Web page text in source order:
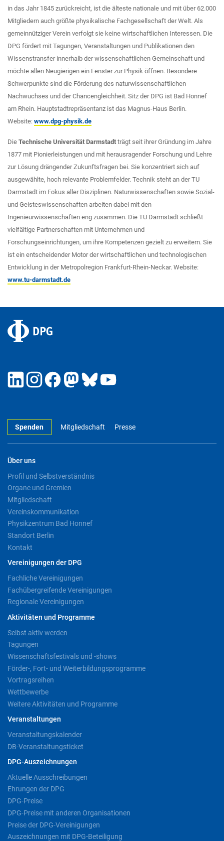
in das Jahr 1845 zurückreicht, ist die älteste nationale und mit über 62.000
Mitgliedern auch größte physikalische Fachgesellschaft der Welt. Als
gemeinnütziger Verein verfolgt sie keine wirtschaftlichen Interessen. Die
DPG fördert mit Tagungen, Veranstaltungen und Publikationen den
Wissenstransfer innerhalb der wissenschaftlichen Gemeinschaft und
möchte allen Neugierigen ein Fenster zur Physik öffnen. Besondere
Schwerpunkte sind die Förderung des naturwissenschaftlichen
Nachwuchses und der Chancengleichheit. Sitz der DPG ist Bad Honnef
am Rhein. Hauptstadtrepräsentanz ist das Magnus-Haus Berlin.
Website: www.dpg-physik.de
Die Technische Universität Darmstadt trägt seit ihrer Gründung im Jahre
1877 mit Pionierleistungen und mit herausragender Forschung und Lehre
zur Lösung drängender Zukunftsfragen bei. Sie konzentriert sich auf
ausgewählte, hoch relevante Problemfelder. Technik steht an der TU
Darmstadt im Fokus aller Disziplinen. Naturwissenschaften sowie Sozial-
und Geisteswissenschaften arbeiten dabei mit den
Ingenieurwissenschaften eng zusammen. Die TU Darmstadt schließt
vielfältige Partnerschaften mit Unternehmen und
Forschungseinrichtungen, um ihre Kompetenzen gezielt zu erweitern. Sie
ist ein entscheidender Motor der wirtschaftlichen und technologischen
Entwicklung in der Metropolregion Frankfurt-Rhein-Neckar. Website:
www.tu-darmstadt.de
Spenden Mitgliedschaft Presse
Über uns
Profil und Selbstverständnis
Organe und Gremien
Mitgliedschaft
Vereinskommunikation
Physikzentrum Bad Honnef
Standort Berlin
Kontakt
Vereinigungen der DPG
Fachliche Vereinigungen
Fachübergreifende Vereinigungen
Regionale Vereinigungen
Aktivitäten und Programme
Selbst aktiv werden
Tagungen
Wissenschaftsfestivals und -shows
Förder-, Fort- und Weiterbildungsprogramme
Vortragsreihen
Wettbewerbe
Weitere Aktivitäten und Programme
Veranstaltungen
Veranstaltungskalender
DB-Veranstaltungsticket
DPG-Auszeichnungen
Aktuelle Ausschreibungen
Ehrungen der DPG
DPG-Preise
DPG-Preise mit anderen Organisationen
Preise der DPG-Vereinigungen
Auszeichnungen mit DPG-Beteiligung